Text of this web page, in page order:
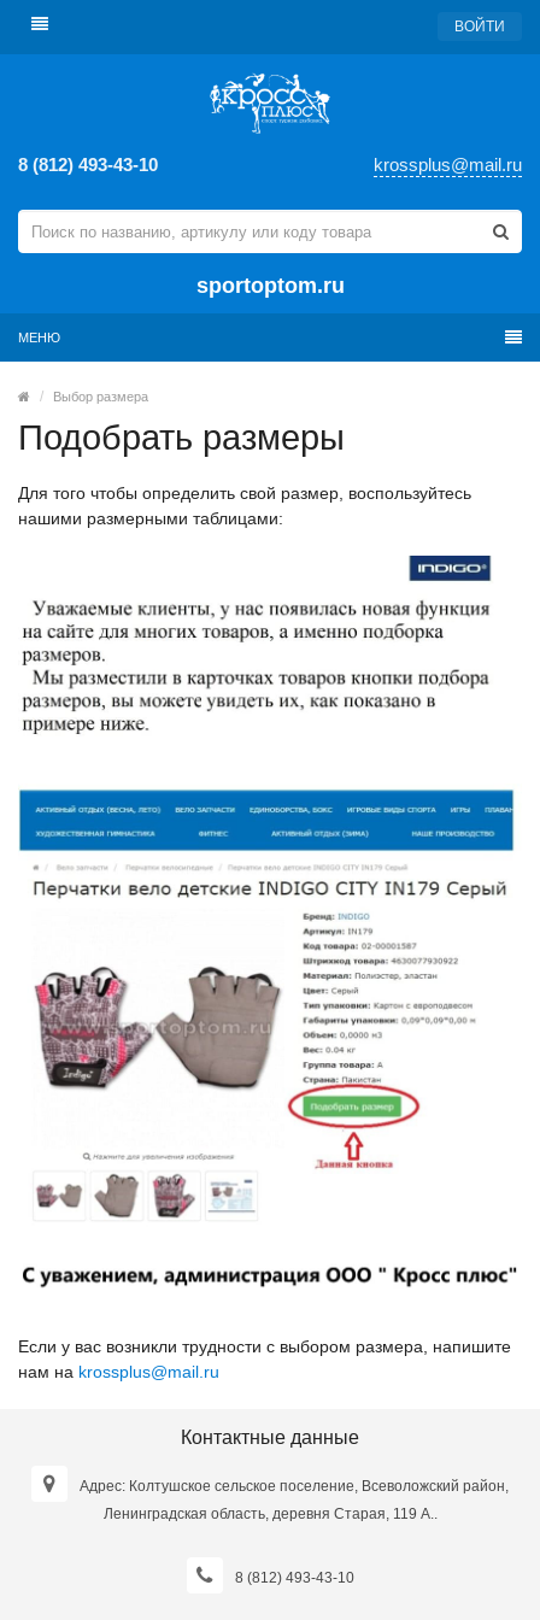
ВОЙТИ
8 (812) 493-43-10 krossplus@mail.ru
sportoptom.ru
МЕНЮ
Выбор размера
Подобрать размеры
Для того чтобы определить свой размер, воспользуйтесь
нашими размерными таблицами:
Если у вас возникли трудности с выбором размера, напишите
нам на krossplus@mail.ru
Контактные данные
Адрес: Колтушское сельское поселение, Всеволожский район,
Ленинградская область, деревня Старая, 119 А..
8 (812) 493-43-10